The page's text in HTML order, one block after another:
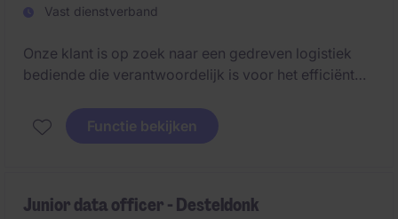
Vast dienstverband
Onze klant is op zoek naar een gedreven logistiek
bediende die verantwoordelijk is voor het efficiënt
Je fungeert als spilfiguur tussen chauffeurs, interne
diensten en externe partners.
Functie bekijken
Junior data officer - Desteldonk